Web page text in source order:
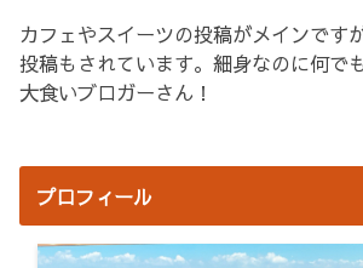
カフェやスイーツの投稿がメインです
投稿もされています。細身なのに何で
大食いブロガーさん！
プロフィール